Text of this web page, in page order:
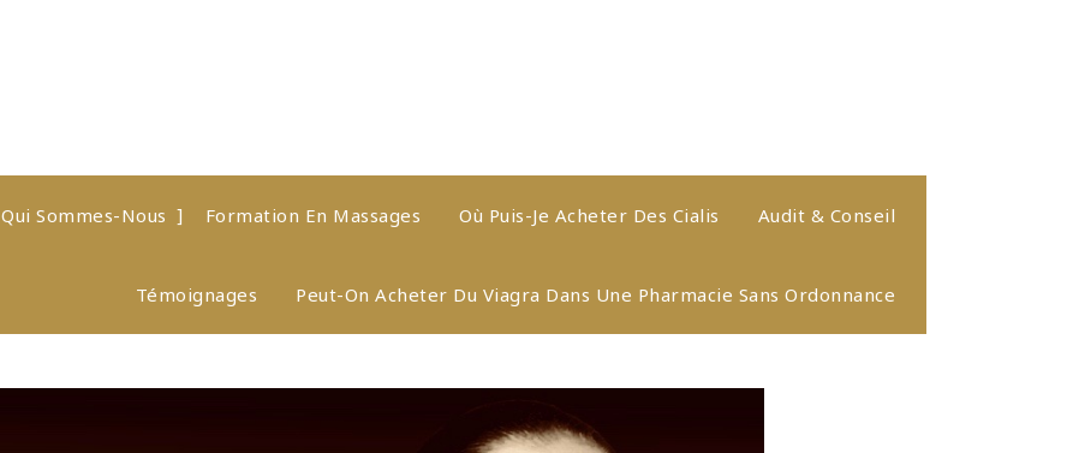
Qui Sommes-Nous Formation En Massages Où Puis-Je Acheter Des Cialis Audit & Conseil
Témoignages Peut-On Acheter Du Viagra Dans Une Pharmacie Sans Ordonnance